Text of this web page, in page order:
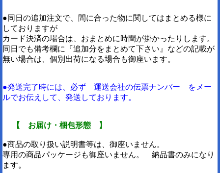
●同日の追加注文で、間に合った物に関してはまとめる様に
しておりますが
カード決済の場合は、おまとめに時間が掛かったりします。
同日でも備考欄に『追加分をまとめて下さい』などの記載が
無い場合は、個別出荷になる場合も御座います。
●発送完了時には、必ず 運送会社の伝票ナンバー をメー
ルでお伝えして、発送しております。
【 お届け・梱包形態 】
●商品の取り扱い説明書等は、御座いません。
専用の商品パッケージも御座いません。 納品書のみになり
ます。